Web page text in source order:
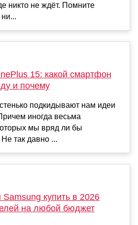
никто не ждёт. Помните
15: какой смартфон
и почему
подкидывают нам идеи
иногда весьма
мы вряд ли бы
так давно ...
купить в 2026
на любой бюджет